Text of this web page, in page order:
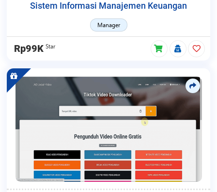
Sistem Informasi Manajemen Keuangan
Manager
Rp99K Star